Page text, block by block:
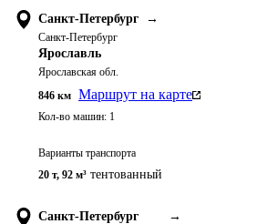
Санкт-Петербург →
Санкт-Петербург
Ярославль
Ярославская обл.
846 км Маршрут на карте
Кол-во машин: 1
Варианты транспорта
20 т, 92 м³ тентованный
Санкт-Петербург →